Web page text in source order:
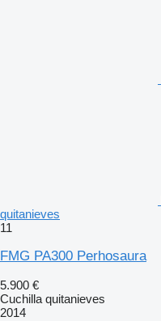
quitanieves
11
FMG PA300 Perhosaura
5.900 €
Cuchilla quitanieves
2014